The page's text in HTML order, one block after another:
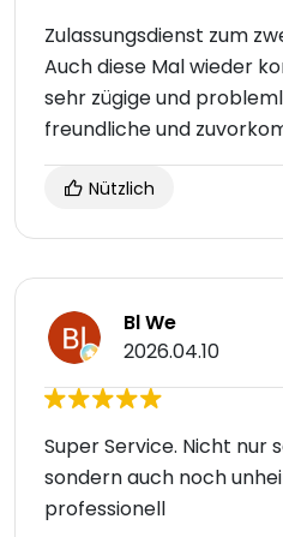
Zulassungsdienst zum
Auch diese Mal wieder
sehr zügige und
freundliche und
Nützlich
Bl We
2026.04.10
Super Service. Nicht nur
sondern auch noch
professionell